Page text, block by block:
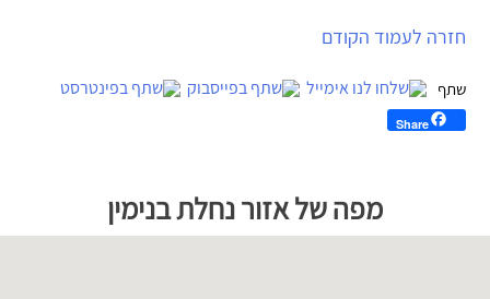
חזרה לעמוד הקודם
Share
גוגל
על
מפה של אזור נחלת בנימין